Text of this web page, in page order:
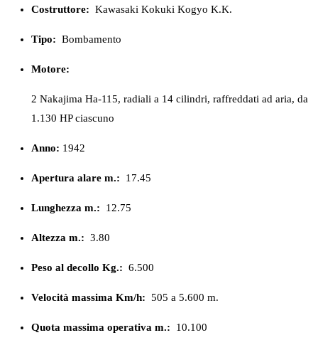
Costruttore: Kawasaki Kokuki Kogyo K.K.
Tipo: Bombamento
Motore:
2 Nakajima Ha-115, radiali a 14 cilindri, raffreddati ad aria, da
1.130 HP ciascuno
Anno: 1942
Apertura alare m.: 17.45
Lunghezza m.: 12.75
Altezza m.: 3.80
Peso al decollo Kg.: 6.500
Velocità massima Km/h: 505 a 5.600 m.
Quota massima operativa m.: 10.100